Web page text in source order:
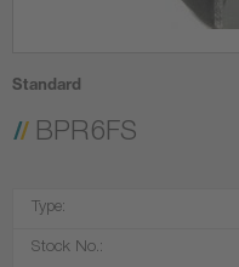
Standard
BPR6FS
Type:
Stock No.: